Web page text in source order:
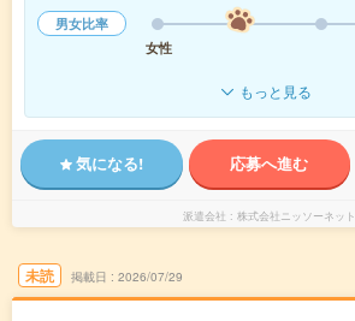
男女比率
女性
もっと見る
気になる! 応募へ進む
派遣会社 株式会社ニッソーネット
未読 掲載日 2026/07/29